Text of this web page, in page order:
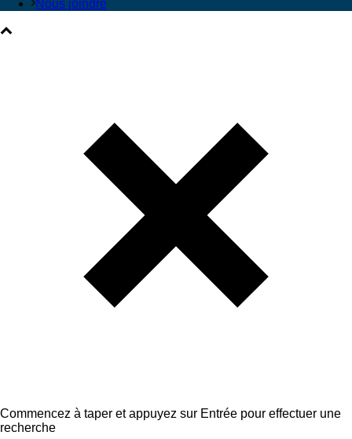
Nous joindre
Commencez à taper et appuyez sur Entrée pour effectuer une
recherche